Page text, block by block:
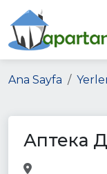
Ana Sayfa
Аптека